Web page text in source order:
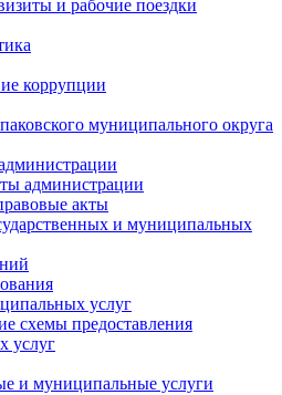
и рабочие поездки
коррупции
муниципального округа
администрации
акты
и муниципальных
услуг
схемы предоставления
услуг
и муниципальные услуги